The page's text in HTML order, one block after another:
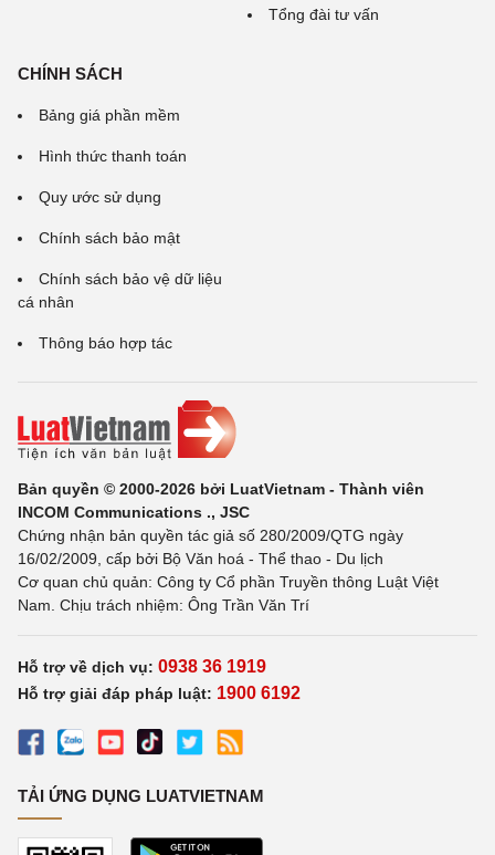
Tổng đài tư vấn
CHÍNH SÁCH
Bảng giá phần mềm
Hình thức thanh toán
Quy ước sử dụng
Chính sách bảo mật
Chính sách bảo vệ dữ liệu
cá nhân
Thông báo hợp tác
Bản quyền © 2000-2026 bởi LuatVietnam - Thành viên
INCOM Communications ., JSC
Chứng nhận bản quyền tác giả số 280/2009/QTG ngày
16/02/2009, cấp bởi Bộ Văn hoá - Thể thao - Du lịch
Cơ quan chủ quản: Công ty Cổ phần Truyền thông Luật Việt
Nam. Chịu trách nhiệm: Ông Trần Văn Trí
Hỗ trợ về dịch vụ: 0938 36 1919
Hỗ trợ giải đáp pháp luật: 1900 6192
TẢI ỨNG DỤNG LUATVIETNAM